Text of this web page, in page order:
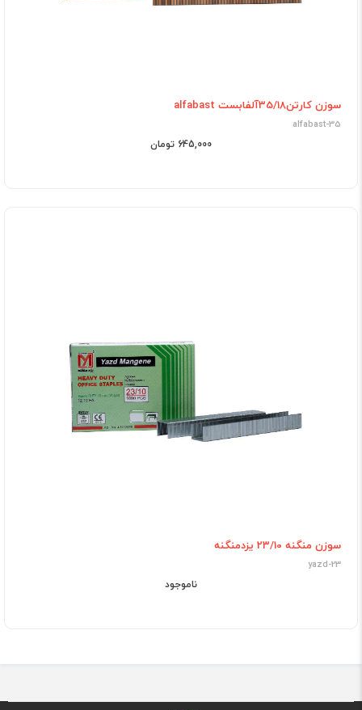
سوزن کارتن35/18آلفابست alfabast
alfabast-35
645,000 تومان
سوزن منگنه 23/10 یزدمنگنه
yazd-23
ناموجود